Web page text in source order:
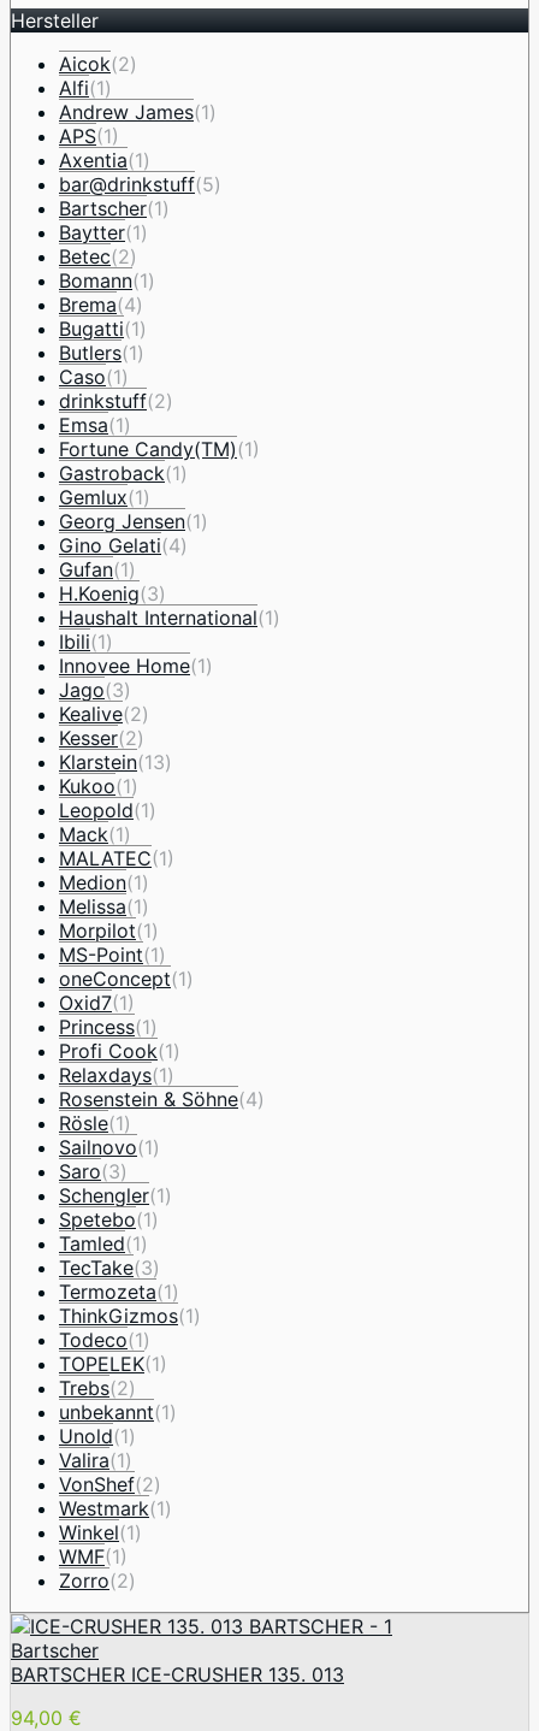
Hersteller
Aicok(2)
Alfi(1)
Andrew James(1)
APS(1)
Axentia(1)
bar@drinkstuff(5)
Bartscher(1)
Baytter(1)
Betec(2)
Bomann(1)
Brema(4)
Bugatti(1)
Butlers(1)
Caso(1)
drinkstuff(2)
Emsa(1)
Fortune Candy(TM)(1)
Gastroback(1)
Gemlux(1)
Georg Jensen(1)
Gino Gelati(4)
Gufan(1)
H.Koenig(3)
Haushalt International(1)
Ibili(1)
Innovee Home(1)
Jago(3)
Kealive(2)
Kesser(2)
Klarstein(13)
Kukoo(1)
Leopold(1)
Mack(1)
MALATEC(1)
Medion(1)
Melissa(1)
Morpilot(1)
MS-Point(1)
oneConcept(1)
Oxid7(1)
Princess(1)
Profi Cook(1)
Relaxdays(1)
Rosenstein & Söhne(4)
Rösle(1)
Sailnovo(1)
Saro(3)
Schengler(1)
Spetebo(1)
Tamled(1)
TecTake(3)
Termozeta(1)
ThinkGizmos(1)
Todeco(1)
TOPELEK(1)
Trebs(2)
unbekannt(1)
Unold(1)
Valira(1)
VonShef(2)
Westmark(1)
Winkel(1)
WMF(1)
Zorro(2)
Bartscher
BARTSCHER ICE-CRUSHER 135. 013
94,00 €